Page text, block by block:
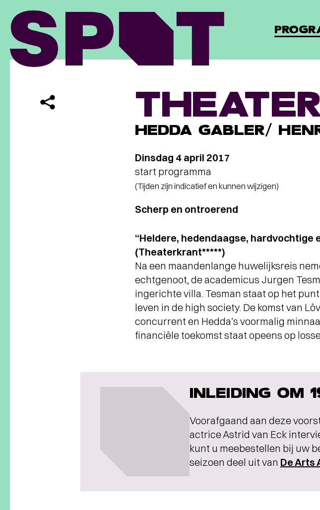
HEDDA GABLER/
Dinsdag 4 april 2017
start programma
(Tijden zijn indicatief en kunnen wijzigen)
Scherp en ontroerend
“Heldere, hedendaagse, hardvochtige
(Theaterkrant*****)
Na een maandenlange huwelijksreis
echtgenoot, de academicus Jurgen
ingerichte villa. Tesman staat op het
leven in de high society. De komst van
concurrent en Hedda’s voormalig
financiële toekomst staat opeens op
INLEIDING OM
Voorafgaand aan deze
actrice Astrid van Eck
kunt u meebestellen bij uw
seizoen deel uit van De Arts